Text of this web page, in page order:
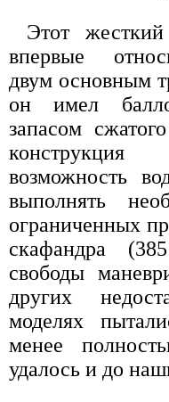
Этот
впервые
двум основным
он имел
запасом
возможность
выполнять
ограниченных
скафандра
свободы
других
моделях
менее
удалось и до